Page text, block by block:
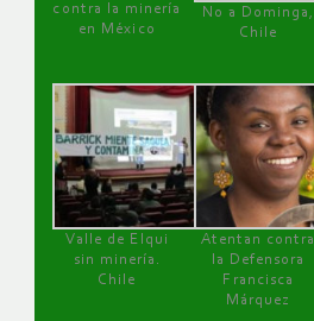
contra la minería
en México
No a Dominga,
Chile
Valle de Elqui
sin minería.
Chile
Atentan contra
la Defensora
Francisca
Márquez